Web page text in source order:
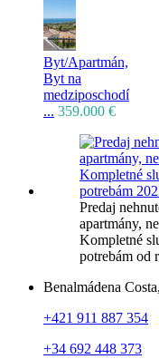
Byt/Apartmán,
Byt na
medziposchodí
... 359.000 €
Predaj
apartmány,
Kompletné
potrebám od
Benalmádena
+421 911 887 354
+34 692 448 373